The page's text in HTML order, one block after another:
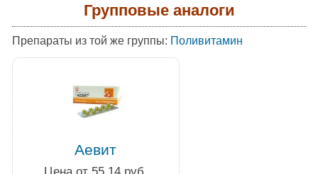
Групповые аналоги
Препараты из той же группы: Поливитамин
Аевит